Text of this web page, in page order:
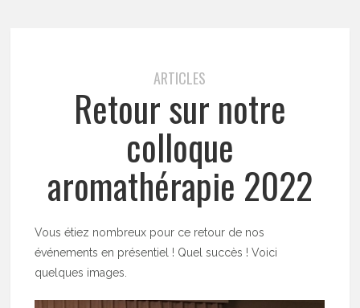
ARTICLES
Retour sur notre
colloque
aromathérapie 2022
Vous étiez nombreux pour ce retour de nos
événements en présentiel ! Quel succès ! Voici
quelques images.